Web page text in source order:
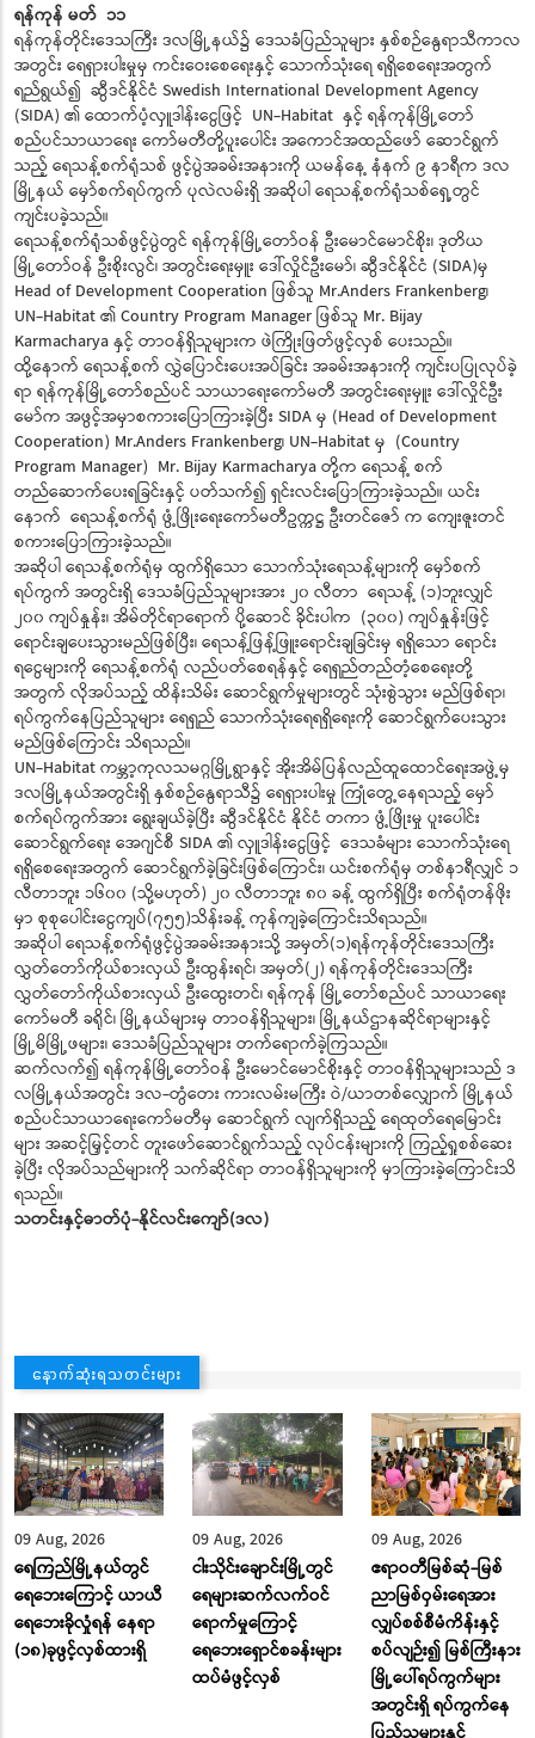
ရန်ကုန် မတ် ၁၁
ရန်ကုန်တိုင်းဒေသကြီး ဒလမြို့နယ်၌ ဒေသခံပြည်သူများ နှစ်စဉ်နွေရာသီကာလ
အတွင်း ရေရှားပါးမှုမှ ကင်းဝေးစေရေးနှင့် သောက်သုံးရေ ရရှိစေရေးအတွက်
ရည်ရွယ်၍ ဆွီဒင်နိုင်ငံ Swedish International Development Agency
(SIDA) ၏ ထောက်ပံ့လှူဒါန်းငွေဖြင့် UN-Habitat နှင့် ရန်ကုန်မြို့တော်
စည်ပင်သာယာရေး ကော်မတီတို့ပူးပေါင်း အကောင်အထည်ဖော် ဆောင်ရွက်
သည့် ရေသန့်စက်ရုံသစ် ဖွင့်ပွဲအခမ်းအနားကို ယမန်နေ့ နံနက် ၉ နာရီက ဒလ
မြို့နယ် မှော်စက်ရပ်ကွက် ပုလဲလမ်းရှိ အဆိုပါ ရေသန့်စက်ရုံသစ်ရှေ့တွင်
ကျင်းပခဲ့သည်။
ရေသန့်စက်ရုံသစ်ဖွင့်ပွဲတွင် ရန်ကုန်မြို့တော်ဝန် ဦးမောင်မောင်စိုး၊ ဒုတိယ
မြို့တော်ဝန် ဦးစိုးလွင်၊ အတွင်းရေးမှူး ဒေါ်လှိုင်ဦးမော်၊ ဆွီဒင်နိုင်ငံ (SIDA)မှ
Head of Development Cooperation ဖြစ်သူ Mr.Anders Frankenberg၊
UN-Habitat ၏ Country Program Manager ဖြစ်သူ Mr. Bijay
Karmacharya နှင့် တာဝန်ရှိသူများက ဖဲကြိုးဖြတ်ဖွင့်လှစ် ပေးသည်။
ထို့နောက် ရေသန့်စက် လွှဲပြောင်းပေးအပ်ခြင်း အခမ်းအနားကို ကျင်းပပြုလုပ်ခဲ့
ရာ ရန်ကုန်မြို့တော်စည်ပင် သာယာရေးကော်မတီ အတွင်းရေးမှူး ဒေါ်လှိုင်ဦး
မော်က အဖွင့်အမှာစကားပြောကြားခဲ့ပြီး SIDA မှ (Head of Development
Cooperation) Mr.Anders Frankenberg၊ UN-Habitat မှ (Country
Program Manager) Mr. Bijay Karmacharya တို့က ရေသန့် စက်
တည်ဆောက်ပေးရခြင်းနှင့် ပတ်သက်၍ ရှင်းလင်းပြောကြားခဲ့သည်။ ယင်း
နောက် ရေသန့်စက်ရုံ ဖွံ့ဖြိုးရေးကော်မတီဥက္ကဋ္ဌ ဦးတင်ဇော် က ကျေးဇူးတင်
စကားပြောကြားခဲ့သည်။
အဆိုပါ ရေသန့်စက်ရုံမှ ထွက်ရှိသော သောက်သုံးရေသန့်များကို မှော်စက်
ရပ်ကွက် အတွင်းရှိ ဒေသခံပြည်သူများအား ၂၀ လီတာ ရေသန့် (၁)ဘူးလျှင်
၂၀၀ ကျပ်နှုန်း၊ အိမ်တိုင်ရာရောက် ပို့ဆောင် ခိုင်းပါက (၃၀၀) ကျပ်နှုန်းဖြင့်
ရောင်းချပေးသွားမည်ဖြစ်ပြီး၊ ရေသန့်ဖြန့်ဖြူးရောင်းချခြင်းမှ ရရှိသော ရောင်း
ရငွေများကို ရေသန့်စက်ရုံ လည်ပတ်စေရန်နှင့် ရေရှည်တည်တံ့စေရေးတို့
အတွက် လိုအပ်သည့် ထိန်းသိမ်း ဆောင်ရွက်မှုများတွင် သုံးစွဲသွား မည်ဖြစ်ရာ၊
ရပ်ကွက်နေပြည်သူများ ရေရှည် သောက်သုံးရေရရှိရေးကို ဆောင်ရွက်ပေးသွား
မည်ဖြစ်ကြောင်း သိရသည်။
UN-Habitat ကမ္ဘာ့ကုလသမဂ္ဂမြို့ရွာနှင့် အိုးအိမ်ပြန်လည်ထူထောင်ရေးအဖွဲ့မှ
ဒလမြို့နယ်အတွင်းရှိ နှစ်စဉ်နွေရာသီ၌ ရေရှားပါးမှု ကြုံတွေ့နေရသည့် မှော်
စက်ရပ်ကွက်အား ရွေးချယ်ခဲ့ပြီး ဆွီဒင်နိုင်ငံ နိုင်ငံ တကာ ဖွံ့ဖြိုးမှု ပူးပေါင်း
ဆောင်ရွက်ရေး အေဂျင်စီ SIDA ၏ လှူဒါန်းငွေဖြင့် ဒေသခံများ သောက်သုံးရေ
ရရှိစေရေးအတွက် ဆောင်ရွက်ခဲ့ခြင်းဖြစ်ကြောင်း၊ ယင်းစက်ရုံမှ တစ်နာရီလျှင် ၁
လီတာဘူး ၁၆၀၀ (သို့မဟုတ်) ၂၀ လီတာဘူး ၈၀ ခန့် ထွက်ရှိပြီး စက်ရုံတန်ဖိုး
မှာ စုစုပေါင်းငွေကျပ်(၇၅၅)သိန်းခန့် ကုန်ကျခဲ့ကြောင်းသိရသည်။
အဆိုပါ ရေသန့်စက်ရုံဖွင့်ပွဲအခမ်းအနားသို့ အမှတ်(၁)ရန်ကုန်တိုင်းဒေသကြီး
လွှတ်တော်ကိုယ်စားလှယ် ဦးထွန်းရင်၊ အမှတ်(၂) ရန်ကုန်တိုင်းဒေသကြီး
လွှတ်တော်ကိုယ်စားလှယ် ဦးထွေးတင်၊ ရန်ကုန် မြို့တော်စည်ပင် သာယာရေး
ကော်မတီ ခရိုင်၊ မြို့နယ်များမှ တာဝန်ရှိသူများ၊ မြို့နယ်ဌာနဆိုင်ရာများနှင့်
မြို့မိမြို့ဖများ၊ ဒေသခံပြည်သူများ တက်ရောက်ခဲ့ကြသည်။
ဆက်လက်၍ ရန်ကုန်မြို့တော်ဝန်‌ ဦးမောင်မောင်စိုးနှင့် တာဝန်ရှိသူများသည် ဒ
လမြို့နယ်အတွင်း ဒလ-တွံတေး ကားလမ်းမကြီး ဝဲ/ယာတစ်လျှောက် မြို့နယ်
စည်ပင်သာယာရေးကော်မတီမှ ဆောင်ရွက် လျက်ရှိသည့် ရေထုတ်ရေမြောင်း
များ အဆင့်မြှင့်တင် တူးဖော်ဆောင်ရွက်သည့် လုပ်ငန်းများကို ကြည့်ရှုစစ်ဆေး
ခဲ့ပြီး လိုအပ်သည်များကို သက်ဆိုင်ရာ တာဝန်ရှိသူများကို မှာကြားခဲ့ကြောင်းသိ
ရသည်။
သတင်းနှင့်ဓာတ်ပုံ-နိုင်လင်းကျော်(ဒလ)
နောက်ဆုံးရသတင်းများ
09 Aug, 2026
ရေကြည်မြို့နယ်တွင်
ရေဘေးကြောင့် ယာယီ
ရေဘေးခိုလှုံရန် နေရာ
(၁၈)ခုဖွင့်လှစ်ထားရှိ
09 Aug, 2026
ငါးသိုင်းချောင်းမြို့တွင်
ရေများဆက်လက်ဝင်
ရောက်မှုကြောင့်
ရေဘေးရှောင်စခန်းများ
ထပ်မံဖွင့်လှစ်
09 Aug, 2026
ဧရာဝတီမြစ်ဆုံ-မြစ်
ညာမြစ်ဝှမ်းရေအား
လျှပ်စစ်စီမံကိန်းနှင့်
စပ်လျဉ်း၍ မြစ်ကြီးနား
မြို့ပေါ်ရပ်ကွက်များ
အတွင်းရှိ ရပ်ကွက်နေ